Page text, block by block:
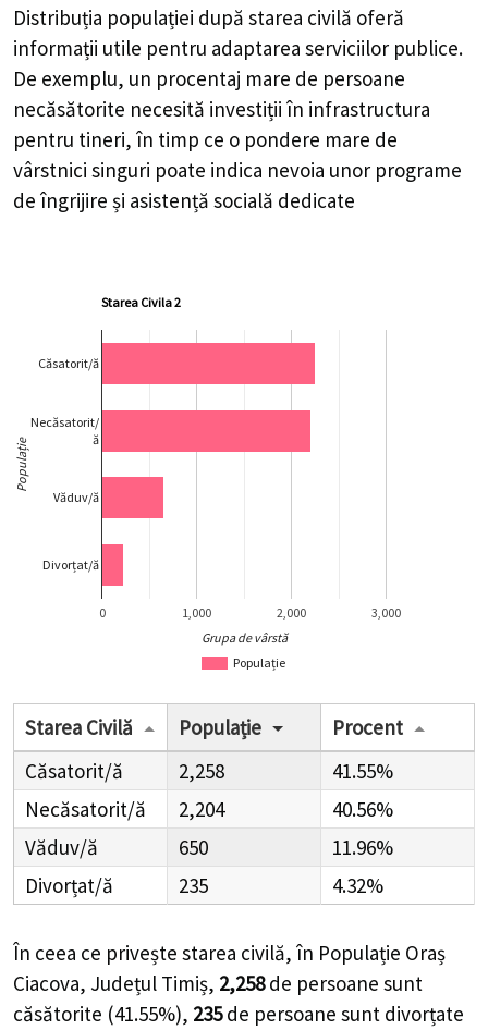
Distribuția populației după starea civilă oferă
informații utile pentru adaptarea serviciilor publice.
De exemplu, un procentaj mare de persoane
necăsătorite necesită investiții în infrastructura
pentru tineri, în timp ce o pondere mare de
vârstnici singuri poate indica nevoia unor programe
de îngrijire și asistență socială dedicate
Starea Civila 2
Populație
0 1,000 2,000 3,000
Căsatorit/ă
Necăsatorit/
ă
Văduv/ă
Divorțat/ă
Grupa de vârstă
Populație
Starea Civilă Populație
Procent
Căsatorit/ă
2,258
41.55%
Necăsatorit/ă
2,204
40.56%
Văduv/ă
650
11.96%
Divorțat/ă
235 4.32%
În ceea ce privește starea civilă, în Populație Oraș
Ciacova, Județul Timiș, 2,258 de persoane sunt
căsătorite (41.55%), 235 de persoane sunt divorțate